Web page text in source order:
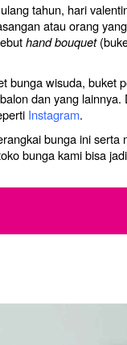
tahun, hari
atau orang
hand bouquet
wisuda, buket
dan yang lainnya.
Instagram.
bunga ini
bunga kami bisa